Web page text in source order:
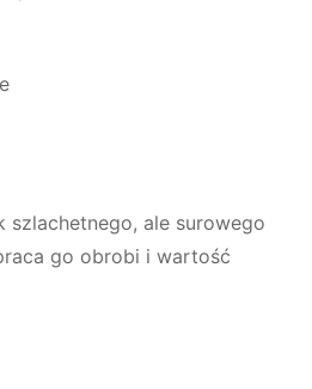
szlachetnego, ale surowego
go obrobi i wartość